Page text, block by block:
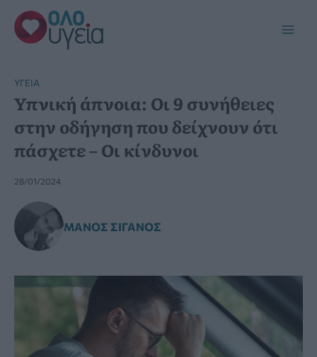
Μετάβαση
στο
περιεχόμενο
YΓΕΊΑ
Υπνική άπνοια: Οι 9 συνήθειες
στην οδήγηση που δείχνουν ότι
πάσχετε – Οι κίνδυνοι
28/01/2024
ΜΆΝΟΣ ΣΙΓΑΝΌΣ